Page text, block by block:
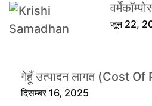
जून 22,
गेहूँ उत्पादन लागत (Cost
दिसम्बर 16, 2025